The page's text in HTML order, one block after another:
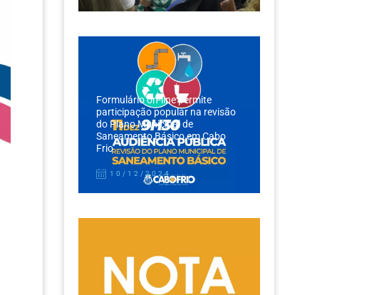
Formulário on-line permite
participação popular na revisão
do Plano Municipal de
Saneamento Básico em Cabo
Frio
10/12/2024